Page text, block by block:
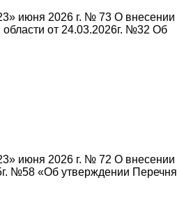
июня 2026 г. № 73 О внесении
от 24.03.2026г. №32 Об
июня 2026 г. № 72 О внесении
№58 «Об утверждении Перечня